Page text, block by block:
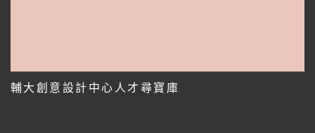
輔大創意設計中心人才尋寶庫